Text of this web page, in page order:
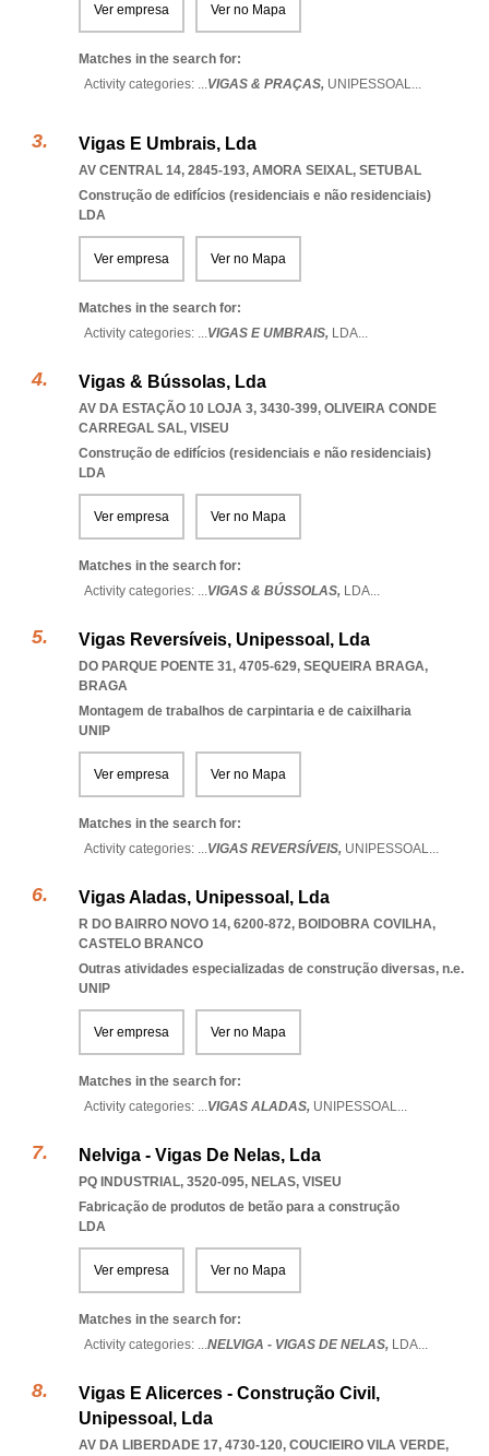
Ver empresa Ver no Mapa
Matches in the search for:
Activity categories: ...VIGAS & PRAÇAS, UNIPESSOAL...
Vigas E Umbrais, Lda
AV CENTRAL 14, 2845-193, AMORA SEIXAL, SETUBAL
Construção de edifícios (residenciais e não residenciais)
LDA
Ver empresa Ver no Mapa
Matches in the search for:
Activity categories: ...VIGAS E UMBRAIS, LDA...
Vigas & Bússolas, Lda
AV DA ESTAÇÃO 10 LOJA 3, 3430-399, OLIVEIRA CONDE
CARREGAL SAL, VISEU
Construção de edifícios (residenciais e não residenciais)
LDA
Ver empresa Ver no Mapa
Matches in the search for:
Activity categories: ...VIGAS & BÚSSOLAS, LDA...
Vigas Reversíveis, Unipessoal, Lda
DO PARQUE POENTE 31, 4705-629, SEQUEIRA BRAGA,
BRAGA
Montagem de trabalhos de carpintaria e de caixilharia
UNIP
Ver empresa Ver no Mapa
Matches in the search for:
Activity categories: ...VIGAS REVERSÍVEIS, UNIPESSOAL...
Vigas Aladas, Unipessoal, Lda
R DO BAIRRO NOVO 14, 6200-872, BOIDOBRA COVILHA,
CASTELO BRANCO
Outras atividades especializadas de construção diversas, n.e.
UNIP
Ver empresa Ver no Mapa
Matches in the search for:
Activity categories: ...VIGAS ALADAS, UNIPESSOAL...
Nelviga - Vigas De Nelas, Lda
PQ INDUSTRIAL, 3520-095, NELAS, VISEU
Fabricação de produtos de betão para a construção
LDA
Ver empresa Ver no Mapa
Matches in the search for:
Activity categories: ...NELVIGA - VIGAS DE NELAS, LDA...
Vigas E Alicerces - Construção Civil,
Unipessoal, Lda
AV DA LIBERDADE 17, 4730-120, COUCIEIRO VILA VERDE,